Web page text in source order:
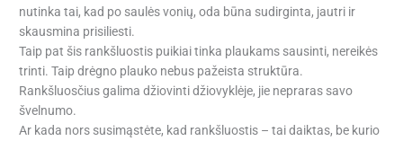
nutinka tai, kad po saulės vonių, oda būna sudirginta, jautri ir
skausmina prisiliesti.
Taip pat šis rankšluostis puikiai tinka plaukams sausinti, nereikės
trinti. Taip drėgno plauko nebus pažeista struktūra.
Rankšluosčius galima džiovinti džiovyklėje, jie nepraras savo
švelnumo.
Ar kada nors susimąstėte, kad rankšluostis – tai daiktas, be kurio